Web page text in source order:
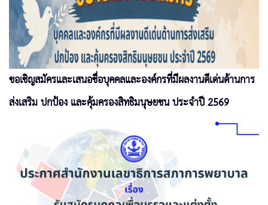
ขอเชิญสมัครและเสนอชื่อบุคคลและองค์กรที่มีผลงานดีเด่นด้านการ
ส่งเสริม ปกป้อง และคุ้มครองสิทธิมนุษยชน ประจำปี 2569